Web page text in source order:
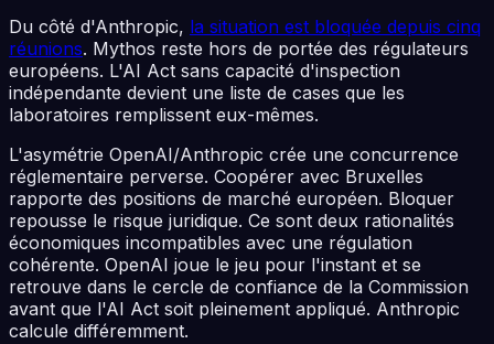
Du côté d'Anthropic, la situation est bloquée depuis cinq
réunions. Mythos reste hors de portée des régulateurs
européens. L'AI Act sans capacité d'inspection
indépendante devient une liste de cases que les
laboratoires remplissent eux-mêmes.
L'asymétrie OpenAI/Anthropic crée une concurrence
réglementaire perverse. Coopérer avec Bruxelles
rapporte des positions de marché européen. Bloquer
repousse le risque juridique. Ce sont deux rationalités
économiques incompatibles avec une régulation
cohérente. OpenAI joue le jeu pour l'instant et se
retrouve dans le cercle de confiance de la Commission
avant que l'AI Act soit pleinement appliqué. Anthropic
calcule différemment.